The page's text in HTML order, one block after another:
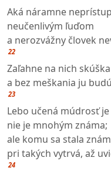
Aká náramne
neučenlivým ľuďom
a nerozvážny človek
22
Zaľahne na nich
a bez meškania ju
23
Lebo učená múdrosť
nie je mnohým známa;
ale komu sa stala
pri takých vytrvá, až
24